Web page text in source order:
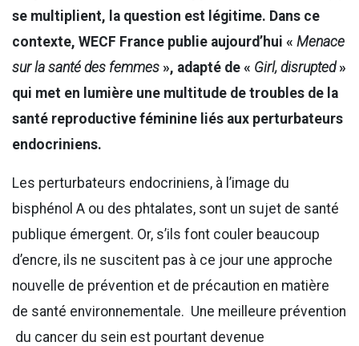
se multiplient, la question est légitime. Dans ce
contexte, WECF France publie aujourd’hui « Menace
sur la santé des femmes », adapté de « Girl, disrupted»
qui met en lumière une multitude de troubles de la
santé reproductive féminine liés aux perturbateurs
endocriniens.
Les perturbateurs endocriniens, à l’image du
bisphénol A ou des phtalates, sont un sujet de santé
publique émergent. Or, s’ils font couler beaucoup
d’encre, ils ne suscitent pas à ce jour une approche
nouvelle de prévention et de précaution en matière
de santé environnementale. Une meilleure prévention
du cancer du sein est pourtant devenue